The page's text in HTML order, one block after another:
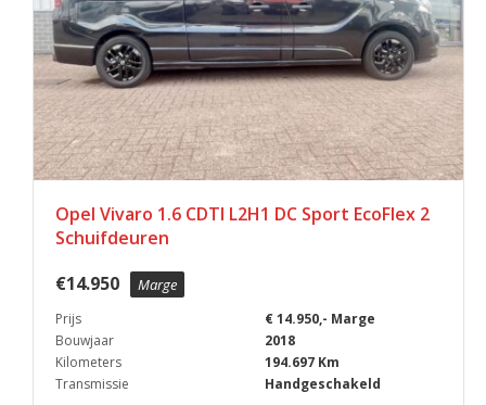
Opel Vivaro 1.6 CDTI L2H1 DC Sport EcoFlex 2
Schuifdeuren
€14.950 Marge
Prijs
€ 14.950,- Marge
Bouwjaar
2018
Kilometers
194.697 Km
Transmissie
Handgeschakeld